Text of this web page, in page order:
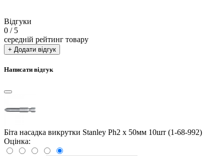
Відгуки
0 / 5
середній рейтинг товару
+ Додати відгук
Написати відгук
Біта насадка викрутки Stanley Ph2 x 50мм 10шт (1-68-992)
Оцінка: